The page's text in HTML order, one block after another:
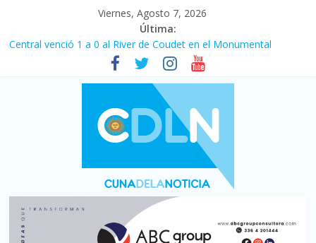
Viernes, Agosto 7, 2026
Última:
Central venció 1 a 0 al River de Coudet en el Monumental
La morosidad alcanzó su nivel más alto en dos décadas y ya
afecta a 400 mil deudores en Santa Fe
Desde que asumió Milei cerraron 41.000 kioscos: el sector
denuncia crisis como en 2001
Vacaciones de invierno con más movimiento y consumo
turístico: 4,6 millones de personas viajaron por el país, un 5,9%
Fuerte caída de la venta de autos usados en julio: bajó un 12,6%